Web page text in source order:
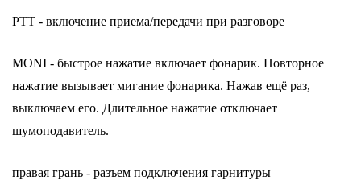
PTT - включение приема/передачи при разговоре
MONI - быстрое нажатие включает фонарик. Повторное
нажатие вызывает мигание фонарика. Нажав ещё раз,
выключаем его. Длительное нажатие отключает
шумоподавитель.
правая грань - разъем подключения гарнитуры